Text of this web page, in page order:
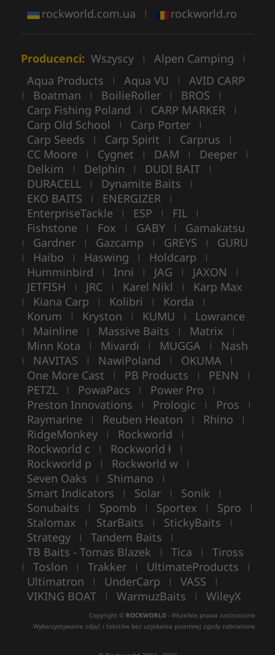
rockworld.com.ua | rockworld.ro
Producenci: Wszyscy | Alpen Camping |
Aqua Products | Aqua VU | AVID CARP
| Boatman | BoilieRoller | BROS |
Carp Fishing Poland | CARP MARKER |
Carp Old School | Carp Porter |
Carp Seeds | Carp Spirit | Carprus |
CC Moore | Cygnet | DAM | Deeper |
Delkim | Delphin | DUDI BAIT |
DURACELL | Dynamite Baits |
EKO BAITS | ENERGIZER |
EnterpriseTackle | ESP | FIL |
Fishstone | Fox | GABY | Gamakatsu
| Gardner | Gazcamp | GREYS | GURU
| Haibo | Haswing | Holdcarp |
Humminbird | Inni | JAG | JAXON |
JETFISH | JRC | Karel Nikl | Karp Max
| Kiana Carp | Kolibri | Korda |
Korum | Kryston | KUMU | Lowrance
| Mainline | Massive Baits | Matrix |
Minn Kota | Mivardi | MUGGA | Nash
| NAVITAS | NawiPoland | OKUMA |
One More Cast | PB Products | PENN |
PETZL | PowaPacs | Power Pro |
Preston Innovations | Prologic | Pros |
Raymarine | Reuben Heaton | Rhino |
RidgeMonkey | Rockworld |
Rockworld c | Rockworld ł |
Rockworld p | Rockworld w |
Seven Oaks | Shimano |
Smart Indicators | Solar | Sonik |
Sonubaits | Spomb | Sportex | Spro |
Stalomax | StarBaits | StickyBaits |
Strategy | Tandem Baits |
TB Baits - Tomas Blazek | Tica | Tiross
| Toslon | Trakker | UltimateProducts |
Ultimatron | UnderCarp | VASS |
VIKING BOAT | WarmuzBaits | WileyX
Copyright © ROCKWORLD - Wszelkie prawa zastrzeżone.
Wykorzystywanie zdjęć i tekstów bez uzyskania pisemnej zgody zabronione.